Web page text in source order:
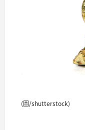
(圖/shutterstock)